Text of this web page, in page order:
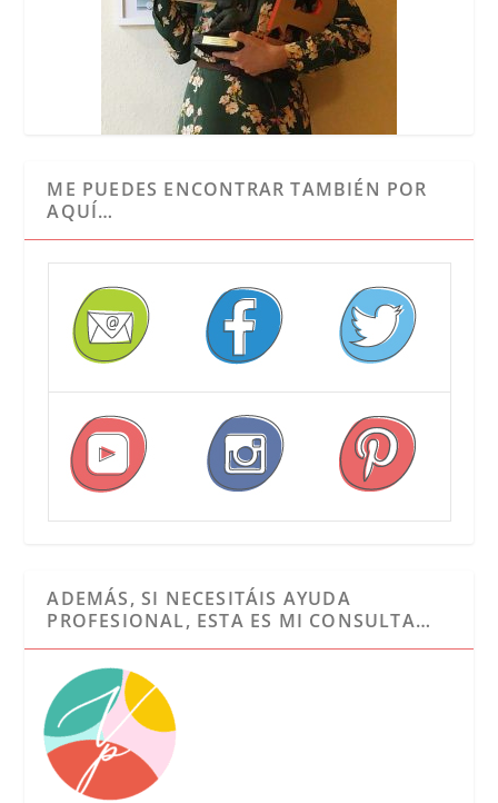
ME PUEDES ENCONTRAR TAMBIÉN POR
AQUÍ…
ADEMÁS, SI NECESITÁIS AYUDA
PROFESIONAL, ESTA ES MI CONSULTA…